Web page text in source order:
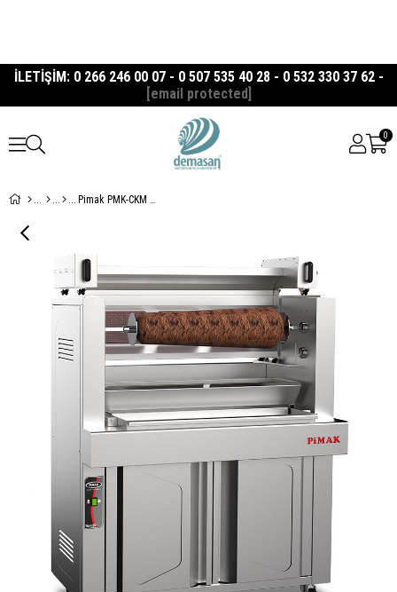
İLETİŞİM: 0 266 246 00 07 - 0 507 535 40 28 - 0 532 330 37 62 -
[email protected]
0
Pimak PMK-CKM Cağ Kebap Makinesi